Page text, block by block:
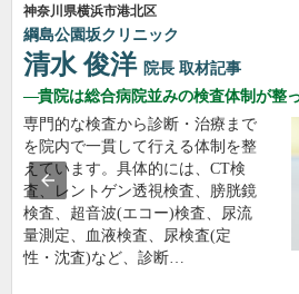
神奈川県横浜市港北区
綱島公園坂クリニック
清水 俊洋 院長 取材記事
貴院は総合病院並みの検査体制が整
専門的な検査から診断・治療まで
を院内で一貫して行える体制を整
えています。具体的には、CT検
査、レントゲン透視検査、膀胱鏡
検査、超音波(エコー)検査、尿流
量測定、血液検査、尿検査(定
性・沈査)など、診断…